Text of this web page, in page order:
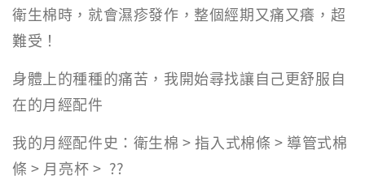
衛生棉時，就會濕疹發作，整個經期又痛又癢，超
難受！
身體上的種種的痛苦，我開始尋找讓自己更舒服自
在的月經配件
我的月經配件史：衛生棉 > 指入式棉條 > 導管式棉
條 > 月亮杯 > ??